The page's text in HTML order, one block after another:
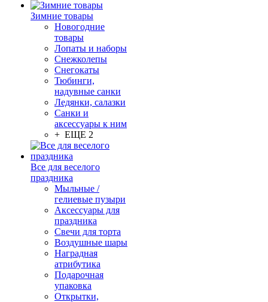
Зимние товары
Новогодние
товары
Лопаты и наборы
Снежколепы
Снегокаты
Тюбинги,
надувные санки
Ледянки, салазки
Санки и
аксессуары к ним
+ ЕЩЕ 2
Все для веселого
праздника
Мыльные /
гелиевые пузыри
Аксессуары для
праздника
Свечи для торта
Воздушные шары
Наградная
атрибутика
Подарочная
упаковка
Открытки,